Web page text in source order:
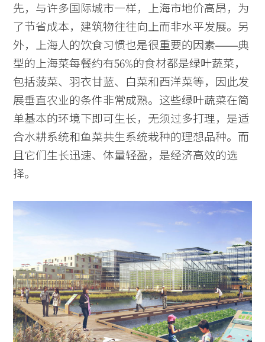
先，与许多国际城市一样，上海市地价高昂，为
了节省成本，建筑物往往向上而非水平发展。另
外，上海人的饮食习惯也是很重要的因素——典
型的上海菜每餐约有56%的食材都是绿叶蔬菜，
包括菠菜、羽衣甘蓝、白菜和西洋菜等，因此发
展垂直农业的条件非常成熟。这些绿叶蔬菜在简
单基本的环境下即可生长，无须过多打理，是适
合水耕系统和鱼菜共生系统栽种的理想品种。而
且它们生长迅速、体量轻盈，是经济高效的选
择。
Practice
Projects
People
Search Sasaki